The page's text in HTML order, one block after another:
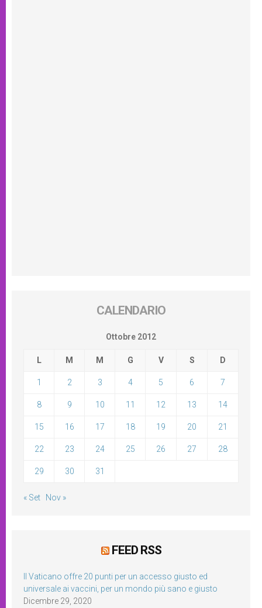
CALENDARIO
Ottobre 2012
L M M G V S D
1 2 3 4 5 6 7
8 9 10 11 12 13 14
15 16 17 18 19 20 21
22 23 24 25 26 27 28
29 30 31
« Set Nov »
FEED RSS
Il Vaticano offre 20 punti per un accesso giusto ed
universale ai vaccini, per un mondo più sano e giusto
Dicembre 29, 2020